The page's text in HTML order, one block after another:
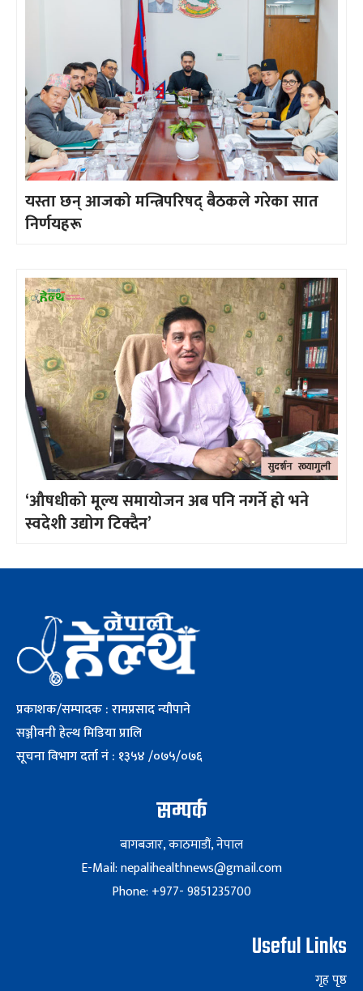
यस्ता छन् आजको मन्त्रिपरिषद् बैठकले गरेका सात
निर्णयहरू
‘औषधीको मूल्य समायोजन अब पनि नगर्ने हो भने
स्वदेशी उद्योग टिक्दैन’
प्रकाशक/सम्पादक : रामप्रसाद न्यौपाने
सञ्जीवनी हेल्थ मिडिया प्रालि
सूचना विभाग दर्ता नं : १३५४ /०७५/०७६
सम्पर्क
बागबजार, काठमाडौं, नेपाल
E-Mail: nepalihealthnews@gmail.com
Phone: +977- 9851235700
Useful Links
गृह पृष्ठ